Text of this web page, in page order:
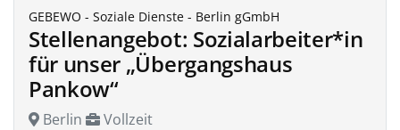
GEBEWO - Soziale Dienste - Berlin gGmbH
Stellenangebot: Sozialarbeiter*in
für unser „Übergangshaus
Pankow“
Berlin Vollzeit